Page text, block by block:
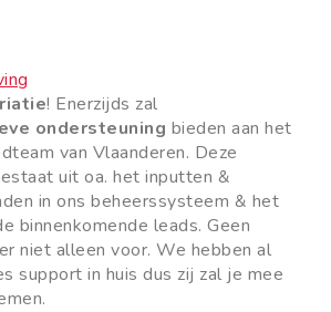
! Enerzijds zal
ondersteuning bieden aan het
van Vlaanderen. Deze
uit oa. het inputten &
in ons beheerssysteem & het
binnenkomende leads. Geen
niet alleen voor. We hebben al
support in huis dus zij zal je mee